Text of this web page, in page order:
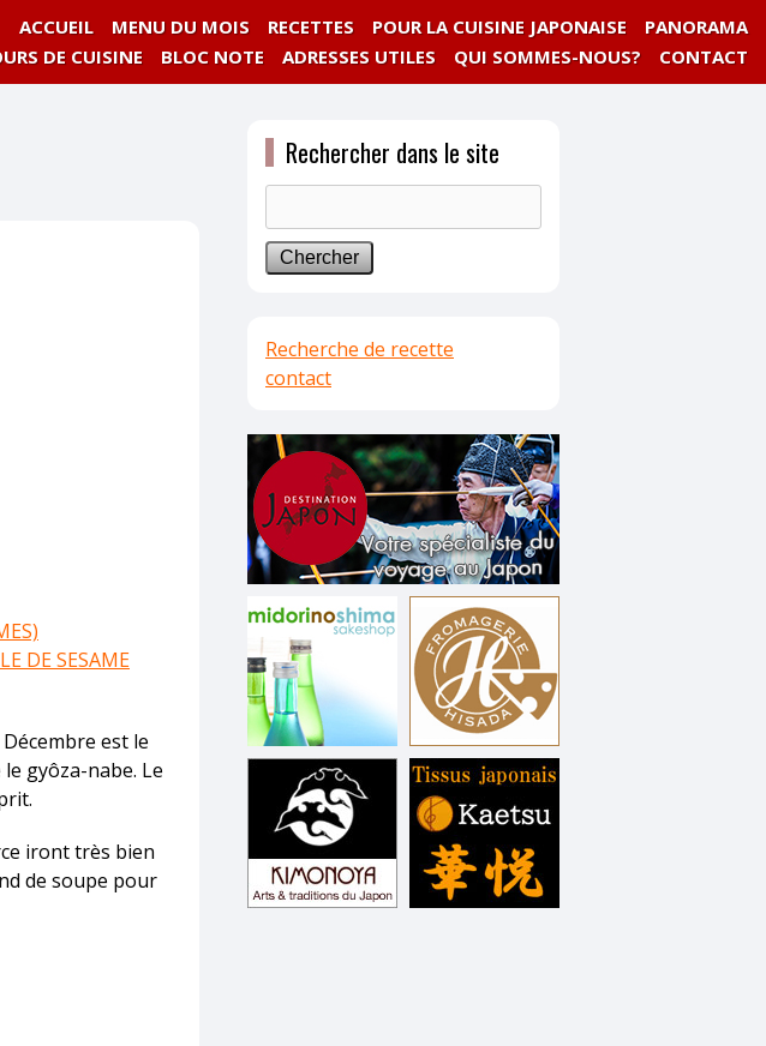
PANORAMA
POUR LA CUISINE JAPONAISE
RECETTES
MENU DU MOIS
ACCUEIL
CONTACT
QUI SOMMES-NOUS?
ADRESSES UTILES
BLOC NOTE
DE CUISINE
DE SESAME
est le
gyôza-nabe. Le
iront très bien
de soupe pour
Rechercher dans le site
Recherche de recette
contact